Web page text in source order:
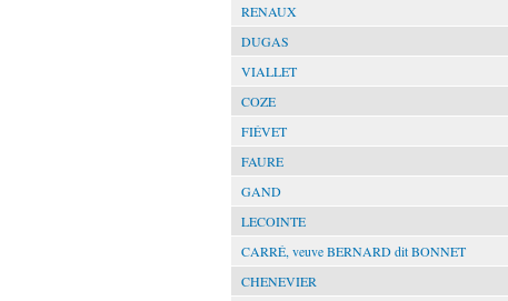
RENAUX
DUGAS
VIALLET
COZE
FIÉVET
FAURE
GAND
LECOINTE
CARRÉ, veuve BERNARD dit BONNET
CHENEVIER